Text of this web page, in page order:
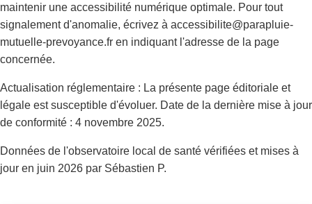
maintenir une accessibilité numérique optimale. Pour tout
signalement d'anomalie, écrivez à accessibilite@parapluie-
mutuelle-prevoyance.fr en indiquant l'adresse de la page
concernée.
Actualisation réglementaire : La présente page éditoriale et
légale est susceptible d'évoluer. Date de la dernière mise à jour
de conformité : 4 novembre 2025.
Données de l'observatoire local de santé vérifiées et mises à
jour en juin 2026 par Sébastien P.